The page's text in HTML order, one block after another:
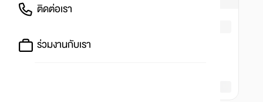
ติดต่อเรา
ร่วมงานกับเรา